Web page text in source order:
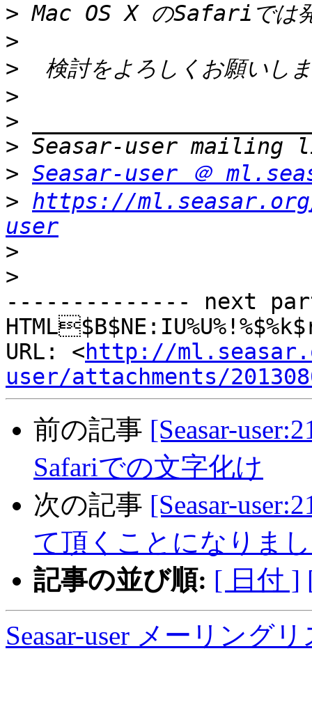
>
>
>
>
>
>
> Seasar-user ＠
> https://
user
>
>
-------------- next
URL: <http://
user/attachments/
前の記事 [Seasar-
Safariでの文字化け
次の記事 [Seasar-
て頂くことになりま
記事の並び順: [ 日付 ]
Seasar-user メーリング